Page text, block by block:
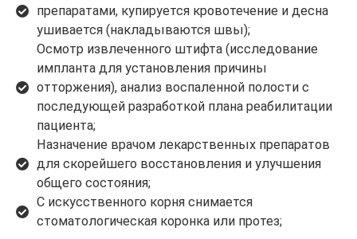
препаратами, купируется кровотечение и десна
ушивается (накладываются швы);
Осмотр извлеченного штифта (исследование
импланта для установления причины
отторжения), анализ воспаленной полости с
последующей разработкой плана реабилитации
пациента;
Назначение врачом лекарственных препаратов
для скорейшего восстановления и улучшения
общего состояния;
С искусственного корня снимается
стоматологическая коронка или протез;